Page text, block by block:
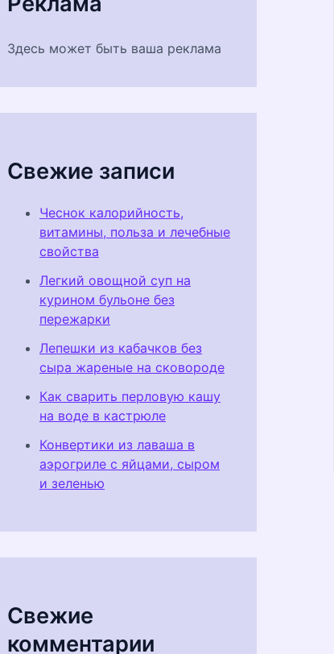
Здесь может быть ваша реклама
Свежие записи
Чеснок калорийность,
витамины, польза и лечебные
свойства
Легкий овощной суп на
курином бульоне без
пережарки
Лепешки из кабачков без
сыра жареные на сковороде
Как сварить перловую кашу
на воде в кастрюле
Конвертики из лаваша в
аэрогриле с яйцами, сыром
и зеленью
Свежие
комментарии